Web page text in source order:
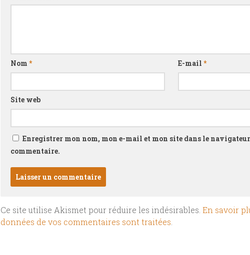
Nom * E-mail *
Site web
Enregistrer mon nom, mon e-mail et mon site dans le
commentaire.
Ce site utilise Akismet pour réduire les indésirables. En savoir
données de vos commentaires sont traitées